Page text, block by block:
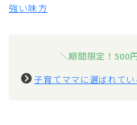
強い味方
＼期間限定！500
子育てママに選ばれて